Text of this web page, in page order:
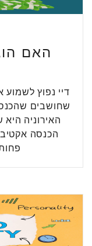
האם
דיי נפוץ
שחושבים
האירוניה
הכנסה